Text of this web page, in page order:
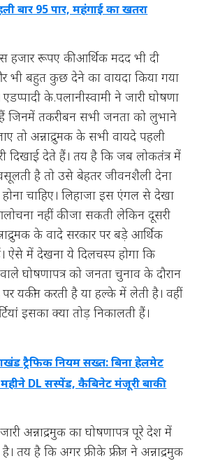
बार 95 पार, महंगाई का खतरा
हजार रूपए की आर्थिक मदद भी दी
भी बहुत कुछ देने का वायदा किया गया
के.पलानीस्वामी ने जारी घोषणा
जिनमें तकरीबन सभी जनता को लुभाने
तो अन्नाद्रुमक के सभी वायदे पहली
दिखाई देते हैं। तय है कि जब लोकतंत्र में
है तो उसे बेहतर जीवनशैली देना
होना चाहिए। लिहाजा इस एंगल से देखा
नहीं की जा सकती लेकिन दूसरी
के वादे सरकार पर बड़े आर्थिक
ऐसे में देखना ये दिलचस्प होगा कि
वाले घोषणापत्र को जनता चुनाव के दौरान
यकीन करती है या हल्के में लेती है। वहीं
इसका क्या तोड़ निकालती हैं।
ट्रैफिक नियम सख्त: बिना हेलमेट
महीने DL सस्पेंड, कैबिनेट मंजूरी बाकी
अन्नाद्रमुक का घोषणापत्र पूरे देश में
तय है कि अगर फ्री के फ्रीज ने अन्नाद्रमुक